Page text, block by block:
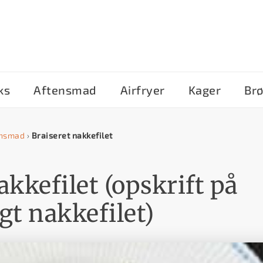
Aftensmad Airfryer Kager
› Braiseret nakkefilet
(opskrift på
nakkefilet)